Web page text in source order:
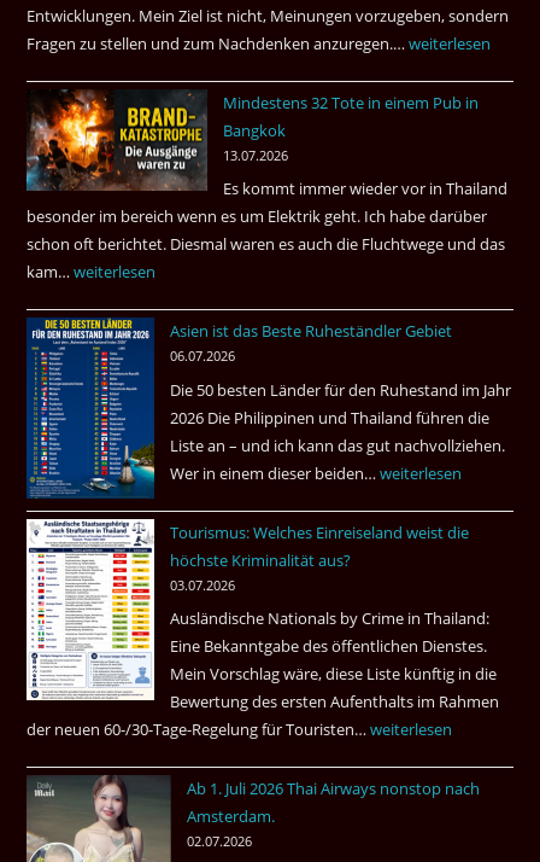
Entwicklungen. Mein Ziel ist nicht, Meinungen vorzugeben, sondern
Fragen zu stellen und zum Nachdenken anzuregen.…Russland
Was
können?
|
Helmut
fragt
weiterlesen
Mindestens 32 Tote in einem Pub in
Bangkok
13.07.2026
Es kommt immer wieder vor in Thailand
besonder im bereich wenn es um Elektrik geht. Ich habe darüber
schon oft berichtet. Diesmal waren es auch die Fluchtwege und das
kam…Mindestens
Tote
einem
Pub
Bangkok
weiterlesen
Asien ist das Beste Ruheständler Gebiet
06.07.2026
Die 50 besten Länder für den Ruhestand im Jahr
2026 Die Philippinen und Thailand führen die
Liste an – und ich kann das gut nachvollziehen.
Wer in einem dieser beiden…Asien
das
Gebiet
weiterlesen
Tourismus: Welches Einreiseland weist die
höchste Kriminalität aus?
03.07.2026
Ausländische Nationals by Crime in Thailand:
Eine Bekanntgabe des öffentlichen Dienstes.
Mein Vorschlag wäre, diese Liste künftig in die
Bewertung des ersten Aufenthalts im Rahmen
der neuen 60-/30-Tage-Regelung für Touristen…Tourismus:
Einreiseland
weiterlesen
Ab 1. Juli 2026 Thai Airways nonstop nach
Amsterdam.
02.07.2026